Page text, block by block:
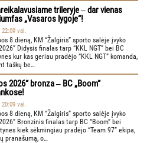
trileryje ‒ dar vienas
„Vasaros lygoje“!
val.
8 dieną, KM “Žalgiris” sporto salėje įvyko
Didysis finalas tarp “KKL NGT” bei BC
kur kas geriau pradėjo “KKL NGT” komanda,
taškų be…
2026“ bronza ‒ BC „Boom“
val.
8 dieną, KM “Žalgiris” sporto salėje įvyko
Bronzinis finalas tarp BC “Boom” bei
kiek sėkmingiau pradėjo “Team 97” ekipa,
pranašumą, o…